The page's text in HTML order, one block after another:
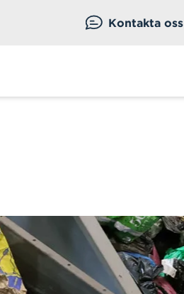
Kontakta oss